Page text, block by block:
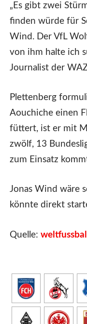
„Es gibt zwei
finden würde für
Wind. Der VfL
von ihm halte ich
Journalist der
Plettenberg
Aouchiche einen
füttert, ist er mit
zwölf, 13
zum Einsatz
Jonas Wind wäre
könnte direkt
Quelle: